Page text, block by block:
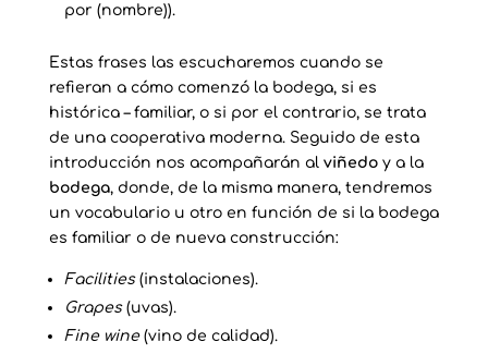
por (nombre)).
Estas frases las escucharemos cuando se
refieran a cómo comenzó la bodega, si es
histórica – familiar, o si por el contrario, se trata
de una cooperativa moderna. Seguido de esta
introducción nos acompañarán al viñedoy a la
bodega, donde, de la misma manera, tendremos
un vocabulario u otro en función de si la bodega
es familiar o de nueva construcción:
Facilities(instalaciones).
Grapes(uvas).
Fine wine(vino de calidad).